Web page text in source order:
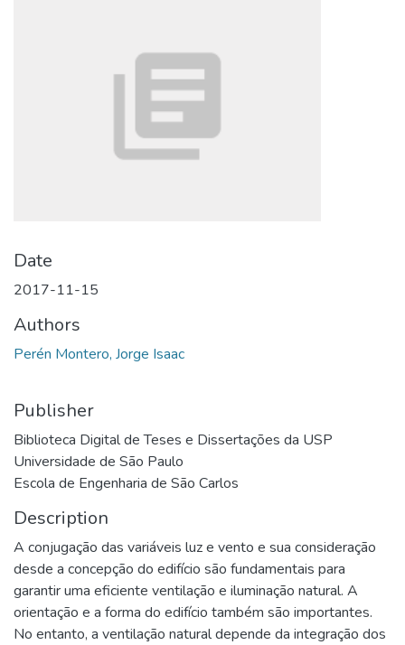
Date
2017-11-15
Authors
Perén Montero, Jorge Isaac
Publisher
Biblioteca Digital de Teses e Dissertações da USP
Universidade de São Paulo
Escola de Engenharia de São Carlos
Description
A conjugação das variáveis luz e vento e sua consideração
desde a concepção do edifício são fundamentais para
garantir uma eficiente ventilação e iluminação natural. A
orientação e a forma do edifício também são importantes.
No entanto, a ventilação natural depende da integração dos